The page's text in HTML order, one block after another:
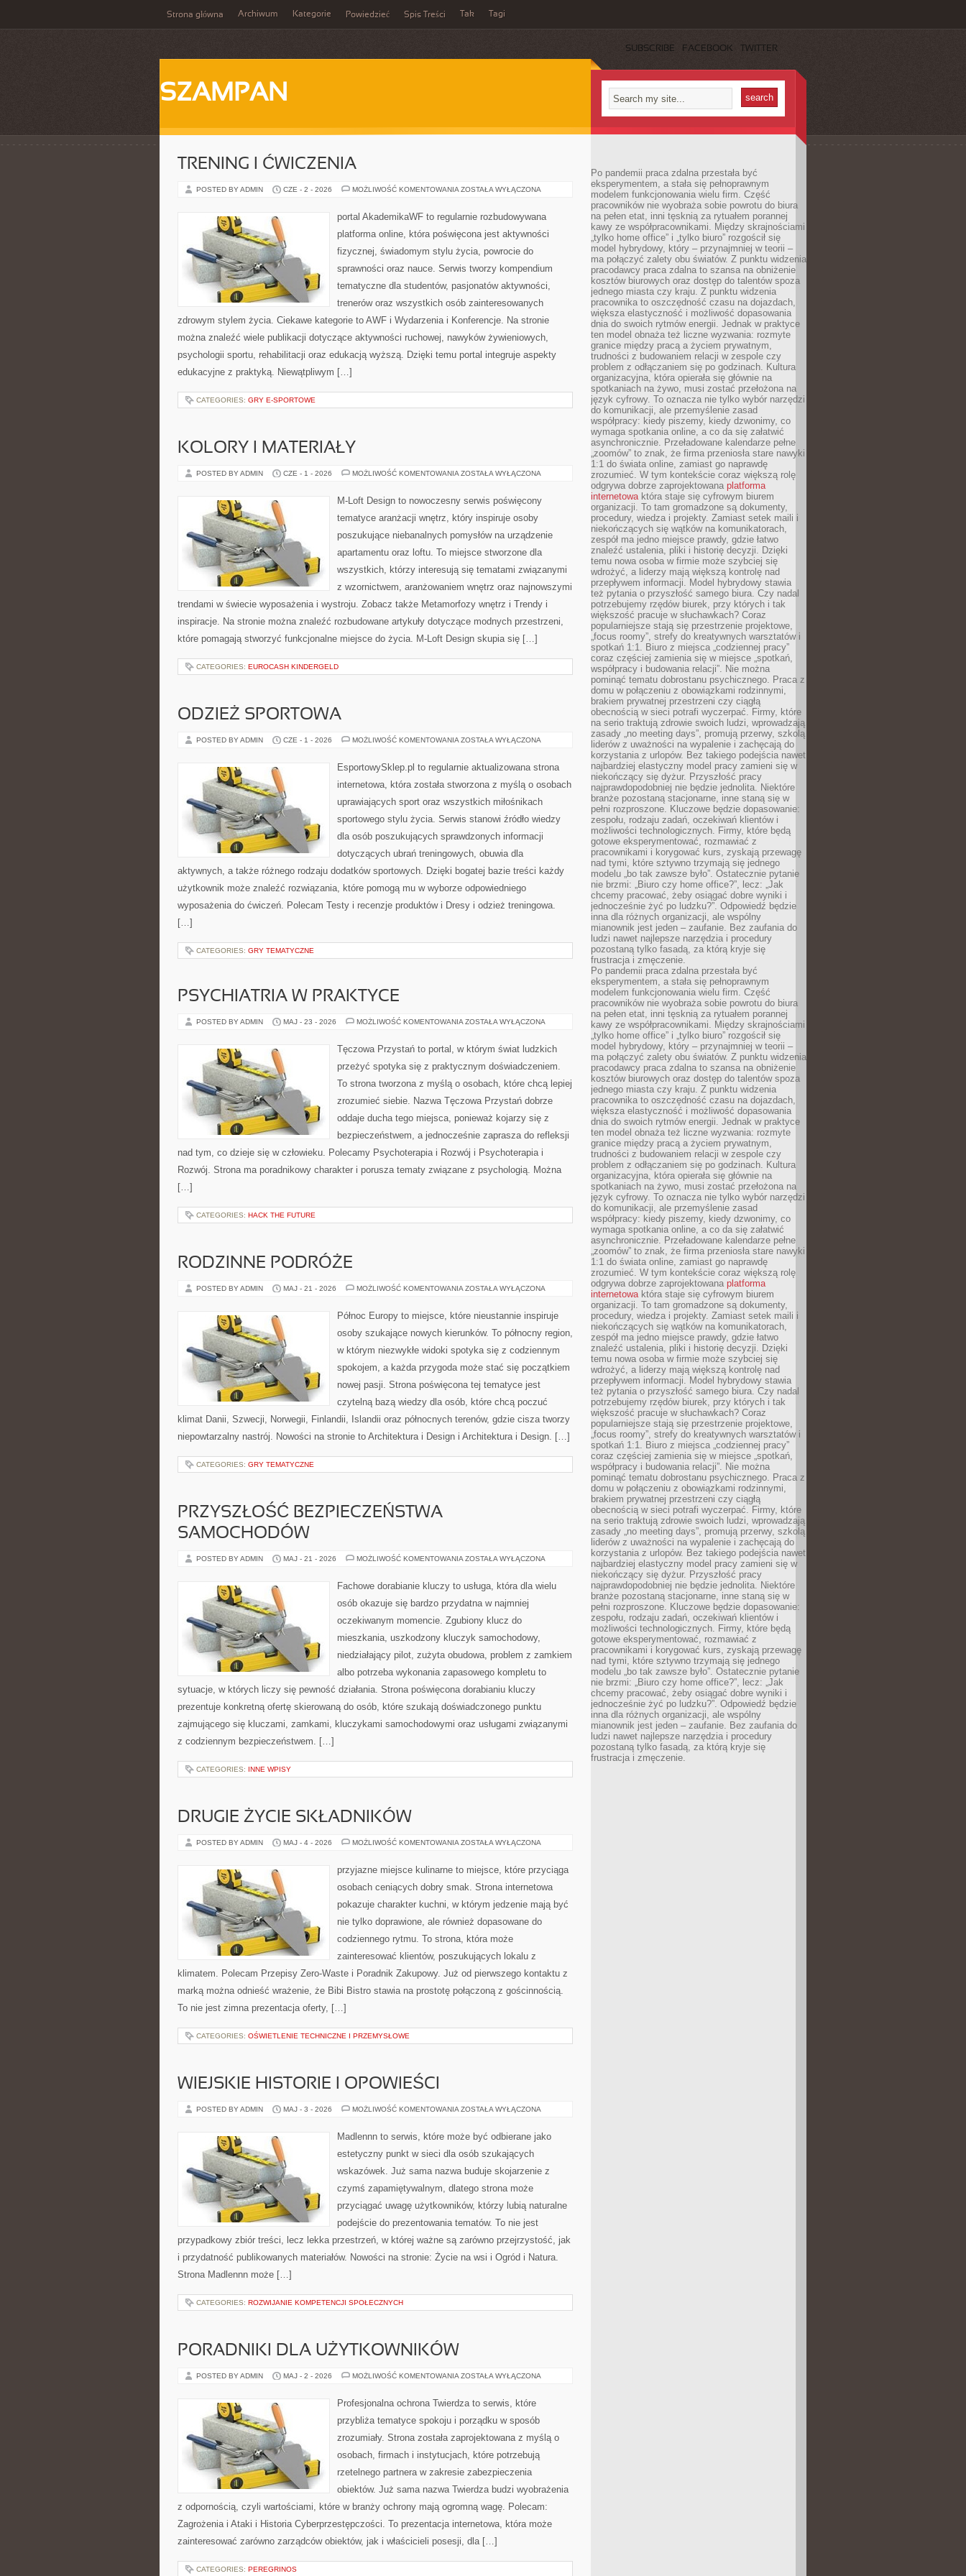
Strona główna Archiwum Kategorie Powiedzieć Spis Treści Tak Tagi
SUBSCRIBE FACEBOOK TWITTER
SZAMPAN
TRENING I ĆWICZENIA
POSTED BY ADMIN CZE - 2 - 2026 MOŻLIWOŚĆ KOMENTOWANIA TRENING
ZOSTAŁA WYŁĄCZONA
portal AkademikaWF to regularnie rozbudowywana
platforma online, która poświęcona jest aktywności
fizycznej, świadomym stylu życia, powrocie do
sprawności oraz nauce. Serwis tworzy kompendium
tematyczne dla studentów, pasjonatów aktywności,
trenerów oraz wszystkich osób zainteresowanych
zdrowym stylem życia. Ciekawe kategorie to AWF i Wydarzenia i Konferencje. Na stronie
można znaleźć wiele publikacji dotyczące aktywności ruchowej, nawyków żywieniowych,
psychologii sportu, rehabilitacji oraz edukacją wyższą. Dzięki temu portal integruje aspekty
edukacyjne z praktyką. Niewątpliwym […]
CATEGORIES: GRY E-SPORTOWE
KOLORY I MATERIAŁY
POSTED BY ADMIN CZE - 1 - 2026 MOŻLIWOŚĆ KOMENTOWANIA KOLORY
ZOSTAŁA WYŁĄCZONA
M-Loft Design to nowoczesny serwis poświęcony
tematyce aranżacji wnętrz, który inspiruje osoby
poszukujące niebanalnych pomysłów na urządzenie
apartamentu oraz loftu. To miejsce stworzone dla
wszystkich, którzy interesują się tematami związanymi
z wzornictwem, aranżowaniem wnętrz oraz najnowszymi
trendami w świecie wyposażenia i wystroju. Zobacz także Metamorfozy wnętrz i Trendy i
inspiracje. Na stronie można znaleźć rozbudowane artykuły dotyczące modnych przestrzeni,
które pomagają stworzyć funkcjonalne miejsce do życia. M-Loft Design skupia się […]
CATEGORIES: EUROCASH KINDERGELD
ODZIEŻ SPORTOWA
POSTED BY ADMIN CZE - 1 - 2026 MOŻLIWOŚĆ KOMENTOWANIA ODZIEŻ
ZOSTAŁA WYŁĄCZONA
EsportowySklep.pl to regularnie aktualizowana strona
internetowa, która została stworzona z myślą o osobach
uprawiających sport oraz wszystkich miłośnikach
sportowego stylu życia. Serwis stanowi źródło wiedzy
dla osób poszukujących sprawdzonych informacji
dotyczących ubrań treningowych, obuwia dla
aktywnych, a także różnego rodzaju dodatków sportowych. Dzięki bogatej bazie treści każdy
użytkownik może znaleźć rozwiązania, które pomogą mu w wyborze odpowiedniego
wyposażenia do ćwiczeń. Polecam Testy i recenzje produktów i Dresy i odzież treningowa.
[…]
CATEGORIES: GRY TEMATYCZNE
PSYCHIATRIA W PRAKTYCE
POSTED BY ADMIN MAJ - 23 - 2026 MOŻLIWOŚĆ KOMENTOWANIA PSYCHIATRIA
ZOSTAŁA WYŁĄCZONA
Tęczowa Przystań to portal, w którym świat ludzkich
przeżyć spotyka się z praktycznym doświadczeniem.
To strona tworzona z myślą o osobach, które chcą lepiej
zrozumieć siebie. Nazwa Tęczowa Przystań dobrze
oddaje ducha tego miejsca, ponieważ kojarzy się z
bezpieczeństwem, a jednocześnie zaprasza do refleksji
nad tym, co dzieje się w człowieku. Polecamy Psychoterapia i Rozwój i Psychoterapia i
Rozwój. Strona ma poradnikowy charakter i porusza tematy związane z psychologią. Można
[…]
CATEGORIES: HACK THE FUTURE
RODZINNE PODRÓŻE
POSTED BY ADMIN MAJ - 21 - 2026 MOŻLIWOŚĆ KOMENTOWANIA RODZINNE
ZOSTAŁA WYŁĄCZONA
Północ Europy to miejsce, które nieustannie inspiruje
osoby szukające nowych kierunków. To północny region,
w którym niezwykłe widoki spotyka się z codziennym
spokojem, a każda przygoda może stać się początkiem
nowej pasji. Strona poświęcona tej tematyce jest
czytelną bazą wiedzy dla osób, które chcą poczuć
klimat Danii, Szwecji, Norwegii, Finlandii, Islandii oraz północnych terenów, gdzie cisza tworzy
niepowtarzalny nastrój. Nowości na stronie to Architektura i Design i Architektura i Design. […]
CATEGORIES: GRY TEMATYCZNE
PRZYSZŁOŚĆ BEZPIECZEŃSTWA
SAMOCHODÓW
POSTED BY ADMIN MAJ - 21 - 2026 MOŻLIWOŚĆ KOMENTOWANIA PRZYSZŁOŚĆ
ZOSTAŁA WYŁĄCZONA
Fachowe dorabianie kluczy to usługa, która dla wielu
osób okazuje się bardzo przydatna w najmniej
oczekiwanym momencie. Zgubiony klucz do
mieszkania, uszkodzony kluczyk samochodowy,
niedziałający pilot, zużyta obudowa, problem z zamkiem
albo potrzeba wykonania zapasowego kompletu to
sytuacje, w których liczy się pewność działania. Strona poświęcona dorabianiu kluczy
prezentuje konkretną ofertę skierowaną do osób, które szukają doświadczonego punktu
zajmującego się kluczami, zamkami, kluczykami samochodowymi oraz usługami związanymi
z codziennym bezpieczeństwem. […]
CATEGORIES: INNE WPISY
DRUGIE ŻYCIE SKŁADNIKÓW
POSTED BY ADMIN MAJ - 4 - 2026 MOŻLIWOŚĆ KOMENTOWANIA DRUGIE
ZOSTAŁA WYŁĄCZONA
przyjazne miejsce kulinarne to miejsce, które przyciąga
osobach ceniących dobry smak. Strona internetowa
pokazuje charakter kuchni, w którym jedzenie mają być
nie tylko doprawione, ale również dopasowane do
codziennego rytmu. To strona, która może
zainteresować klientów, poszukujących lokalu z
klimatem. Polecam Przepisy Zero-Waste i Poradnik Zakupowy. Już od pierwszego kontaktu z
marką można odnieść wrażenie, że Bibi Bistro stawia na prostotę połączoną z gościnnością.
To nie jest zimna prezentacja oferty, […]
CATEGORIES: OŚWIETLENIE TECHNICZNE I PRZEMYSŁOWE
WIEJSKIE HISTORIE I OPOWIEŚCI
POSTED BY ADMIN MAJ - 3 - 2026 MOŻLIWOŚĆ KOMENTOWANIA WIEJSKIE
OPOWIEŚCI
ZOSTAŁA WYŁĄCZONA
Madlennn to serwis, które może być odbierane jako
estetyczny punkt w sieci dla osób szukających
wskazówek. Już sama nazwa buduje skojarzenie z
czymś zapamiętywalnym, dlatego strona może
przyciągać uwagę użytkowników, którzy lubią naturalne
podejście do prezentowania tematów. To nie jest
przypadkowy zbiór treści, lecz lekka przestrzeń, w której ważne są zarówno przejrzystość, jak
i przydatność publikowanych materiałów. Nowości na stronie: Życie na wsi i Ogród i Natura.
Strona Madlennn może […]
CATEGORIES: ROZWIJANIE KOMPETENCJI SPOŁECZNYCH
PORADNIKI DLA UŻYTKOWNIKÓW
POSTED BY ADMIN MAJ - 2 - 2026 MOŻLIWOŚĆ KOMENTOWANIA PORADNIKI
ZOSTAŁA WYŁĄCZONA
Profesjonalna ochrona Twierdza to serwis, które
przybliża tematyce spokoju i porządku w sposób
zrozumiały. Strona została zaprojektowana z myślą o
osobach, firmach i instytucjach, które potrzebują
rzetelnego partnera w zakresie zabezpieczenia
obiektów. Już sama nazwa Twierdza budzi wyobrażenia
z odpornością, czyli wartościami, które w branży ochrony mają ogromną wagę. Polecam:
Zagrożenia i Ataki i Historia Cyberprzestępczości. To prezentacja internetowa, która może
zainteresować zarówno zarządców obiektów, jak i właścicieli posesji, dla […]
CATEGORIES: PEREGRINOS
Po pandemii praca zdalna przestała być
eksperymentem, a stała się pełnoprawnym
modelem funkcjonowania wielu firm. Część
pracowników nie wyobraża sobie powrotu do biura
na pełen etat, inni tęsknią za rytuałem porannej
kawy ze współpracownikami. Między skrajnościami
„tylko home office” i „tylko biuro” rozgościł się
model hybrydowy, który – przynajmniej w teorii –
ma połączyć zalety obu światów. Z punktu widzenia
pracodawcy praca zdalna to szansa na obniżenie
kosztów biurowych oraz dostęp do talentów spoza
jednego miasta czy kraju. Z punktu widzenia
pracownika to oszczędność czasu na dojazdach,
większa elastyczność i możliwość dopasowania
dnia do swoich rytmów energii. Jednak w praktyce
ten model obnaża też liczne wyzwania: rozmyte
granice między pracą a życiem prywatnym,
trudności z budowaniem relacji w zespole czy
problem z odłączaniem się po godzinach. Kultura
organizacyjna, która opierała się głównie na
spotkaniach na żywo, musi zostać przełożona na
język cyfrowy. To oznacza nie tylko wybór narzędzi
do komunikacji, ale przemyślenie zasad
współpracy: kiedy piszemy, kiedy dzwonimy, co
wymaga spotkania online, a co da się załatwić
asynchronicznie. Przeładowane kalendarze pełne
„zoomów” to znak, że firma przeniosła stare nawyki
1:1 do świata online, zamiast go naprawdę
zrozumieć. W tym kontekście coraz większą rolę
odgrywa dobrze zaprojektowana platforma
internetowaktóra staje się cyfrowym biurem
organizacji. To tam gromadzone są dokumenty,
procedury, wiedza i projekty. Zamiast setek maili i
niekończących się wątków na komunikatorach,
zespół ma jedno miejsce prawdy, gdzie łatwo
znaleźć ustalenia, pliki i historię decyzji. Dzięki
temu nowa osoba w firmie może szybciej się
wdrożyć, a liderzy mają większą kontrolę nad
przepływem informacji. Model hybrydowy stawia
też pytania o przyszłość samego biura. Czy nadal
potrzebujemy rzędów biurek, przy których i tak
większość pracuje w słuchawkach? Coraz
popularniejsze stają się przestrzenie projektowe,
„focus roomy”, strefy do kreatywnych warsztatów i
spotkań 1:1. Biuro z miejsca „codziennej pracy”
coraz częściej zamienia się w miejsce „spotkań,
współpracy i budowania relacji”. Nie można
pominąć tematu dobrostanu psychicznego. Praca z
domu w połączeniu z obowiązkami rodzinnymi,
brakiem prywatnej przestrzeni czy ciągłą
obecnością w sieci potrafi wyczerpać. Firmy, które
na serio traktują zdrowie swoich ludzi, wprowadzają
zasady „no meeting days”, promują przerwy, szkolą
liderów z uważności na wypalenie i zachęcają do
korzystania z urlopów. Bez takiego podejścia nawet
najbardziej elastyczny model pracy zamieni się w
niekończący się dyżur. Przyszłość pracy
najprawdopodobniej nie będzie jednolita. Niektóre
branże pozostaną stacjonarne, inne staną się w
pełni rozproszone. Kluczowe będzie dopasowanie:
zespołu, rodzaju zadań, oczekiwań klientów i
możliwości technologicznych. Firmy, które będą
gotowe eksperymentować, rozmawiać z
pracownikami i korygować kurs, zyskają przewagę
nad tymi, które sztywno trzymają się jednego
modelu „bo tak zawsze było”. Ostatecznie pytanie
nie brzmi: „Biuro czy home office?”, lecz: „Jak
chcemy pracować, żeby osiągać dobre wyniki i
jednocześnie żyć po ludzku?”. Odpowiedź będzie
inna dla różnych organizacji, ale wspólny
mianownik jest jeden – zaufanie. Bez zaufania do
ludzi nawet najlepsze narzędzia i procedury
pozostaną tylko fasadą, za którą kryje się
frustracja i zmęczenie.
Po pandemii praca zdalna przestała być
eksperymentem, a stała się pełnoprawnym
modelem funkcjonowania wielu firm. Część
pracowników nie wyobraża sobie powrotu do biura
na pełen etat, inni tęsknią za rytuałem porannej
kawy ze współpracownikami. Między skrajnościami
„tylko home office” i „tylko biuro” rozgościł się
model hybrydowy, który – przynajmniej w teorii –
ma połączyć zalety obu światów. Z punktu widzenia
pracodawcy praca zdalna to szansa na obniżenie
kosztów biurowych oraz dostęp do talentów spoza
jednego miasta czy kraju. Z punktu widzenia
pracownika to oszczędność czasu na dojazdach,
większa elastyczność i możliwość dopasowania
dnia do swoich rytmów energii. Jednak w praktyce
ten model obnaża też liczne wyzwania: rozmyte
granice między pracą a życiem prywatnym,
trudności z budowaniem relacji w zespole czy
problem z odłączaniem się po godzinach. Kultura
organizacyjna, która opierała się głównie na
spotkaniach na żywo, musi zostać przełożona na
język cyfrowy. To oznacza nie tylko wybór narzędzi
do komunikacji, ale przemyślenie zasad
współpracy: kiedy piszemy, kiedy dzwonimy, co
wymaga spotkania online, a co da się załatwić
asynchronicznie. Przeładowane kalendarze pełne
„zoomów” to znak, że firma przeniosła stare nawyki
1:1 do świata online, zamiast go naprawdę
zrozumieć. W tym kontekście coraz większą rolę
odgrywa dobrze zaprojektowana platforma
internetowaktóra staje się cyfrowym biurem
organizacji. To tam gromadzone są dokumenty,
procedury, wiedza i projekty. Zamiast setek maili i
niekończących się wątków na komunikatorach,
zespół ma jedno miejsce prawdy, gdzie łatwo
znaleźć ustalenia, pliki i historię decyzji. Dzięki
temu nowa osoba w firmie może szybciej się
wdrożyć, a liderzy mają większą kontrolę nad
przepływem informacji. Model hybrydowy stawia
też pytania o przyszłość samego biura. Czy nadal
potrzebujemy rzędów biurek, przy których i tak
większość pracuje w słuchawkach? Coraz
popularniejsze stają się przestrzenie projektowe,
„focus roomy”, strefy do kreatywnych warsztatów i
spotkań 1:1. Biuro z miejsca „codziennej pracy”
coraz częściej zamienia się w miejsce „spotkań,
współpracy i budowania relacji”. Nie można
pominąć tematu dobrostanu psychicznego. Praca z
domu w połączeniu z obowiązkami rodzinnymi,
brakiem prywatnej przestrzeni czy ciągłą
obecnością w sieci potrafi wyczerpać. Firmy, które
na serio traktują zdrowie swoich ludzi, wprowadzają
zasady „no meeting days”, promują przerwy, szkolą
liderów z uważności na wypalenie i zachęcają do
korzystania z urlopów. Bez takiego podejścia nawet
najbardziej elastyczny model pracy zamieni się w
niekończący się dyżur. Przyszłość pracy
najprawdopodobniej nie będzie jednolita. Niektóre
branże pozostaną stacjonarne, inne staną się w
pełni rozproszone. Kluczowe będzie dopasowanie:
zespołu, rodzaju zadań, oczekiwań klientów i
możliwości technologicznych. Firmy, które będą
gotowe eksperymentować, rozmawiać z
pracownikami i korygować kurs, zyskają przewagę
nad tymi, które sztywno trzymają się jednego
modelu „bo tak zawsze było”. Ostatecznie pytanie
nie brzmi: „Biuro czy home office?”, lecz: „Jak
chcemy pracować, żeby osiągać dobre wyniki i
jednocześnie żyć po ludzku?”. Odpowiedź będzie
inna dla różnych organizacji, ale wspólny
mianownik jest jeden – zaufanie. Bez zaufania do
ludzi nawet najlepsze narzędzia i procedury
pozostaną tylko fasadą, za którą kryje się
frustracja i zmęczenie.